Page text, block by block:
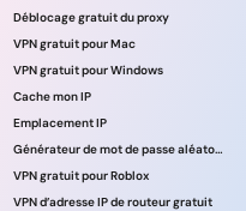
Déblocage gratuit du proxy
VPN gratuit pour Mac
VPN gratuit pour Windows
Cache mon IP
Emplacement IP
Générateur de mot de passe aléatoire
VPN gratuit pour Roblox
VPN d’adresse IP de routeur gratuit